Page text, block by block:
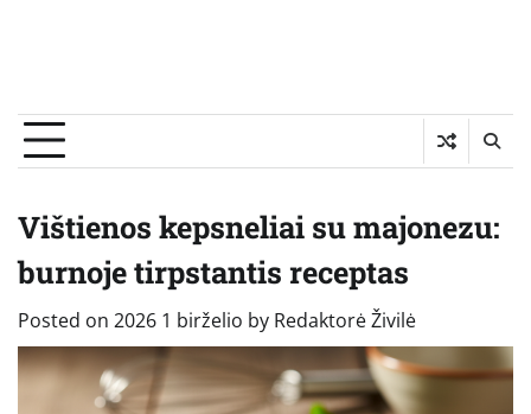
Vištienos kepsneliai su majonezu:
burnoje tirpstantis receptas
Posted on 2026 1 birželio by Redaktorė Živilė